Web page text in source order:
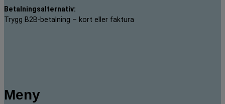
Betalningsalternativ:
Trygg B2B-betalning – kort eller faktura
Meny